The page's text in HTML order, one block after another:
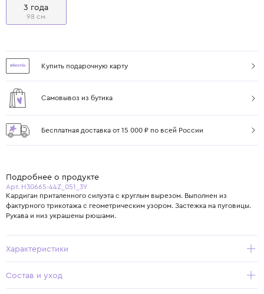
3 года
98 см
Купить подарочную карту
Самовывоз из бутика
Бесплатная доставка от 15 000 ₽ по всей России
Подробнее о продукте
Арт. H30665-44Z_051_3Y
Кардиган приталенного силуэта с круглым вырезом. Выполнен из
фактурного трикотажа с геометрическим узором. Застежка на пуговицы.
Рукава и низ украшены рюшами.
Характеристики
Состав и уход